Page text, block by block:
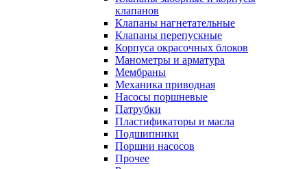
клапанов
Клапаны нагнетательные
Клапаны перепускные
Корпуса окрасочных блоков
Манометры и арматура
Мембраны
Механика приводная
Насосы поршневые
Патрубки
Пластификаторы и масла
Подшипники
Поршни насосов
Прочее